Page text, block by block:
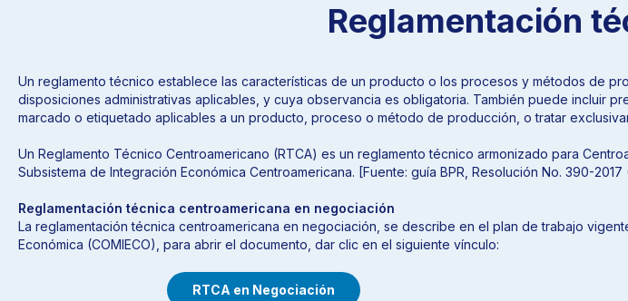
Reglamentación
Un reglamento técnico establece las características de un producto o los procesos y métodos de
disposiciones administrativas aplicables, y cuya observancia es obligatoria. También puede incluir
marcado o etiquetado aplicables a un producto, proceso o método de producción, o tratar
Un Reglamento Técnico Centroamericano (RTCA) es un reglamento técnico armonizado para
Subsistema de Integración Económica Centroamericana. [Fuente: guía BPR, Resolución No. 390-2017
Reglamentación técnica centroamericana en negociación
La reglamentación técnica centroamericana en negociación, se describe en el plan de trabajo
Económica (COMIECO), para abrir el documento, dar clic en el siguiente vínculo:
RTCA en Negociación